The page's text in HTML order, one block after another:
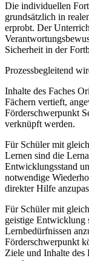
Die individuellen
grundsätzlich in
erprobt. Der
Sicherheit in der
Prozessbegleitend
Inhalte des Faches
Fächern vertieft,
Förderschwerpunkt
verknüpft werden.
Für Schüler mit
Lernen sind die
Entwicklungsstand
notwendige
direkter Hilfe
Für Schüler mit
geistige Entwicklung
Lernbedürfnissen
Förderschwerpunkt
Ziele und Inhalte